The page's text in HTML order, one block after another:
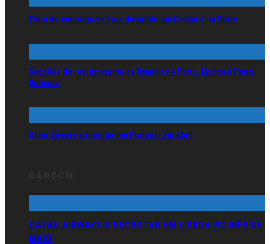
Feira de emprego na área da saúde em Lisboa e no Porto
Sessões de recrutamento da Ryanair no Porto, Lisboa e Ponta
Delgada
Qatar Airways a recrutar em Portugal em Abril
QATAR AIRWAYS A RECRUTAR EM LISBOA NO MÊS DE
MAIO